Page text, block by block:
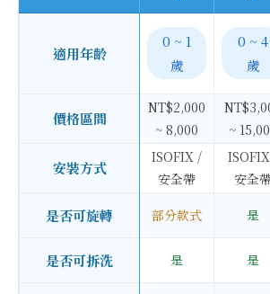
適用年齡
0 ~ 1
歲
0 ~ 4
歲
價格區間
NT$2,000
~ 8,000
~
安裝方式
ISOFIX /
安全帶
安全
是否可旋轉 部分款式 是
是否可拆洗 是 是